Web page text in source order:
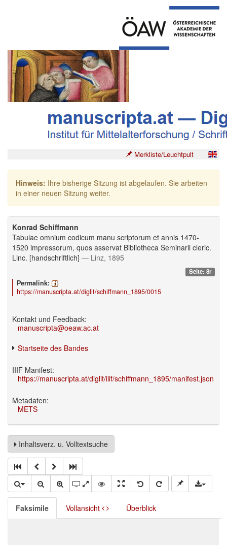
Merkliste/Leuchtpult
Hinweis: Ihre bisherige Sitzung ist abgelaufen. Sie arbeiten
in einer neuen Sitzung weiter.
Konrad Schiffmann
Tabulae omnium codicum manu scriptorum et annis 1470-
1520 impressorum, quos asservat Bibliotheca Seminarii cleric.
Linc. [handschriftlich] — Linz, 1895
Seite: 8r
Permalink:
https://manuscripta.at/diglit/schiffmann_1895/0015
Kontakt und Feedback:
manuscripta@oeaw.ac.at
Startseite des Bandes
IIIF Manifest:
https://manuscripta.at/diglit/iiif/schiffmann_1895/manifest.json
Metadaten:
METS
Inhaltsverz. u. Volltextsuche
Faksimile Vollansicht Überblick